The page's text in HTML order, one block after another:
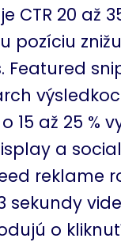
20 až
pozíciu
Featured
15 až 25 %
a
reklame
sekundy
o